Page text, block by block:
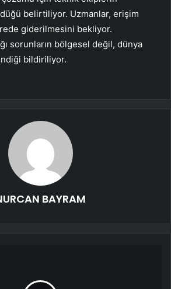
belirtiliyor. Uzmanlar, erişim
giderilmesini bekliyor.
sorunların bölgesel değil, dünya
bildiriliyor.
BAYRAM